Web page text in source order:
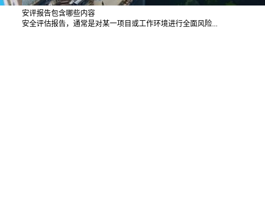
安评报告包含哪些内容
安全评估报告，通常是对某一项目或工作环境进行全面风险...